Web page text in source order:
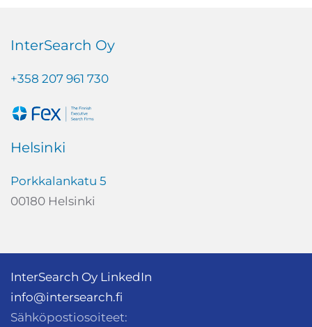
InterSearch Oy
+358 207 961 730
Helsinki
Porkkalankatu 5
00180 Helsinki
InterSearch Oy LinkedIn
info@intersearch.fi
Sähköpostiosoiteet: